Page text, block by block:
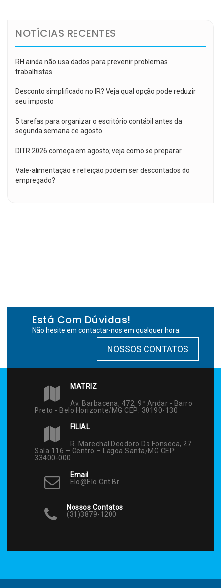
NOTÍCIAS RECENTES
RH ainda não usa dados para prevenir problemas
trabalhistas
Desconto simplificado no IR? Veja qual opção pode reduzir
seu imposto
5 tarefas para organizar o escritório contábil antes da
segunda semana de agosto
DITR 2026 começa em agosto; veja como se preparar
Vale-alimentação e refeição podem ser descontados do
empregado?
Está Com Dúvidas!
Não hesite em contactar-nos em qualquer hora.
NOSSOS CONTATOS
MATRIZ
Av. Barbacena, 472, 9º Andar - Barro
Preto - Belo Horizonte/MG CEP: 30190-130
FILIAL
R. Marechal Deodoro Da Fonseca, 27
Sala 116 – Centro – Lagoa Santa/MG CEP:
33400-000
Email
Elo@elo.cnt.br
Nossos Contatos
(31)3879-1200